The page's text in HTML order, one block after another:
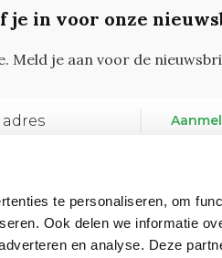
te personaliseren, om
Ook delen we informatie
en analyse. Deze
je in voor onze
Meld je aan voor de